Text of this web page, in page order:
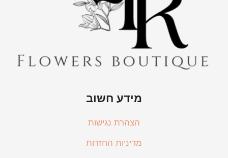
מידע חשוב
הצהרת נגישות
מדיניות החזרות